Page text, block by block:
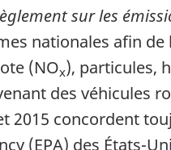
sur les
nationales afin
(NOx), particules,
des véhicules
2015 concordent
(EPA) des États-